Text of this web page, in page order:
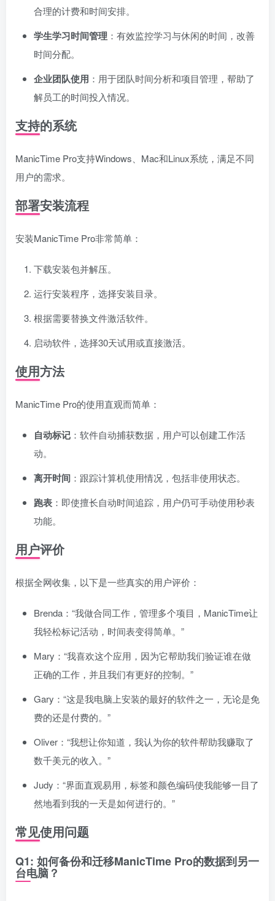
合理的计费和时间安排。
学生学习时间管理 ：有效监控学习与休闲的时间，改善
时间分配。
企业团队使用 ：用于团队时间分析和项目管理，帮助了
解员工的时间投入情况。
支持的系统
ManicTime Pro支持Windows、Mac和Linux系统，满足不同
用户的需求。
部署安装流程
安装ManicTime Pro非常简单：
下载安装包并解压。
运行安装程序，选择安装目录。
根据需要替换文件激活软件。
启动软件，选择30天试用或直接激活。
使用方法
ManicTime Pro的使用直观而简单：
自动标记 ：软件自动捕获数据，用户可以创建工作活
动。
离开时间 ：跟踪计算机使用情况，包括非使用状态。
跑表 ：即使擅长自动时间追踪，用户仍可手动使用秒表
功能。
用户评价
根据全网收集，以下是一些真实的用户评价：
Brenda：“我做合同工作，管理多个项目，ManicTime让
我轻松标记活动，时间表变得简单。”
Mary：“我喜欢这个应用，因为它帮助我们验证谁在做
正确的工作，并且我们有更好的控制。”
Gary：“这是我电脑上安装的最好的软件之一，无论是免
费的还是付费的。”
Oliver：“我想让你知道，我认为你的软件帮助我赚取了
数千美元的收入。”
Judy：“界面直观易用，标签和颜色编码使我能够一目了
然地看到我的一天是如何进行的。”
常见使用问题
Q1: 如何备份和迁移ManicTime Pro的数据到另一
台电脑？